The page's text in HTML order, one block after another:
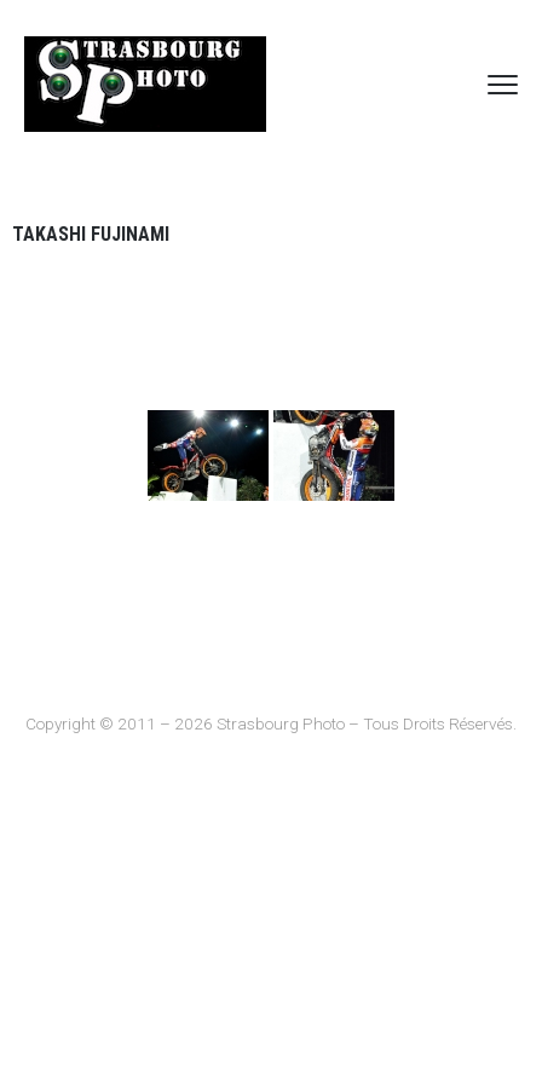
TAKASHI FUJINAMI
Copyright © 2011 – 2026 Strasbourg Photo – Tous Droits Réservés.